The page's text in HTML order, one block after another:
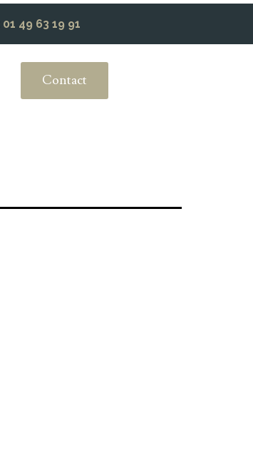
01 49 63 19 91
Contact